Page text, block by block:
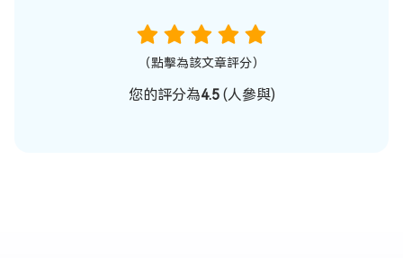
（點擊為該文章評分）
您的評分為4.5(人參與)